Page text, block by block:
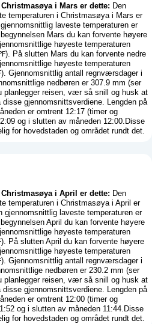
i Mars er dette: Den
temperaturen i Christmasøya i Mars er
laveste temperaturen er
Mars du kan forvente høyere
høyeste temperaturen
På slutten Mars du kan forvente nedre
høyeste temperaturen
Gjennomsnittlig antall regnværsdager i
nedbøren er 307.9 mm (ser
planlegger reisen, vær så snill og husk at
gjennomsnittsverdiene. Lengden på
er omtrent 12:17 (timer og
og i slutten av måneden 12:00.Disse
for hovedstaden og området rundt det.
i April er dette: Den
temperaturen i Christmasøya i April er
laveste temperaturen er
April du kan forvente høyere
høyeste temperaturen
På slutten April du kan forvente høyere
høyeste temperaturen
Gjennomsnittlig antall regnværsdager i
nedbøren er 230.2 mm (ser
planlegger reisen, vær så snill og husk at
gjennomsnittsverdiene. Lengden på
er omtrent 12:00 (timer og
og i slutten av måneden 11:44.Disse
for hovedstaden og området rundt det.